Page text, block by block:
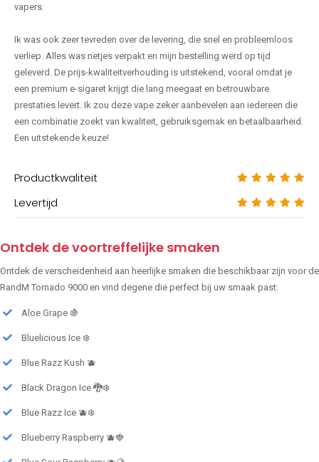
vapers.
Ik was ook zeer tevreden over de levering, die snel en probleemloos
verliep. Alles was netjes verpakt en mijn bestelling werd op tijd
geleverd. De prijs-kwaliteitverhouding is uitstekend, vooral omdat je
een premium e-sigaret krijgt die lang meegaat en betrouwbare
prestaties levert. Ik zou deze vape zeker aanbevelen aan iedereen die
een combinatie zoekt van kwaliteit, gebruiksgemak en betaalbaarheid.
Een uitstekende keuze!
Productkwaliteit
Levertijd
Ontdek de voortreffelijke smaken
Ontdek de verscheidenheid aan heerlijke smaken die beschikbaar zijn voor de
RandM Tornado 9000 en vind degene die perfect bij uw smaak past:
Aloe Grape 🍇
Bluelicious Ice ❄️
Blue Razz Kush 🫐
Black Dragon Ice 🐉❄️
Blue Razz Ice 🫐❄️
Blueberry Raspberry 🫐🍓